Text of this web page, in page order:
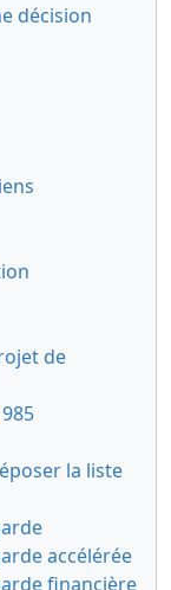
décision
de
la liste
accélérée
financière